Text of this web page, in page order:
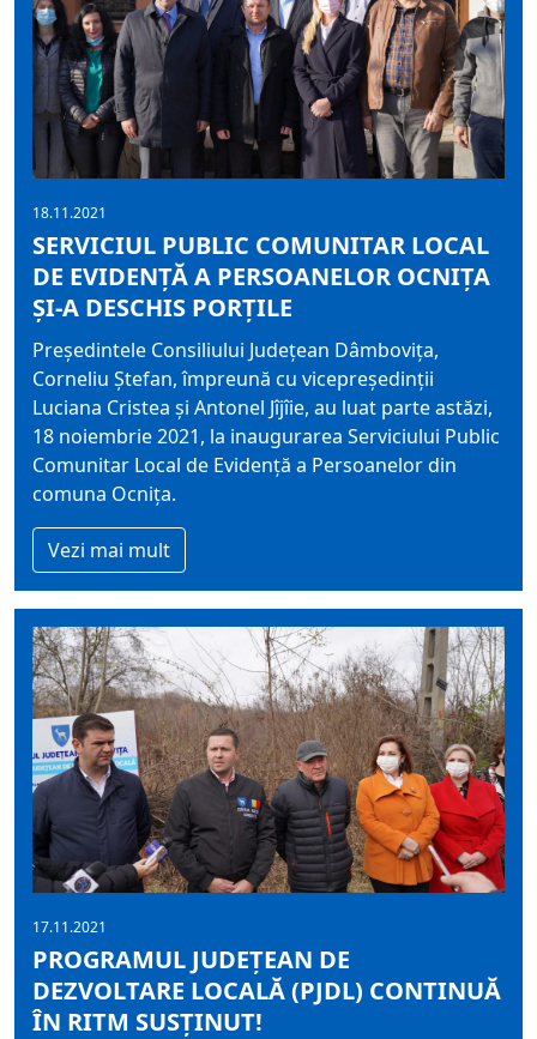
18.11.2021
SERVICIUL PUBLIC COMUNITAR LOCAL
DE EVIDENȚĂ A PERSOANELOR OCNIȚA
ȘI-A DESCHIS PORȚILE
Președintele Consiliului Județean Dâmbovița,
Corneliu Ștefan, împreună cu vicepreședinții
Luciana Cristea și Antonel Jîjîie, au luat parte astăzi,
18 noiembrie 2021, la inaugurarea Serviciului Public
Comunitar Local de Evidență a Persoanelor din
comuna Ocnița.
Vezi mai mult
17.11.2021
PROGRAMUL JUDEȚEAN DE
DEZVOLTARE LOCALĂ (PJDL) CONTINUĂ
ÎN RITM SUSȚINUT!